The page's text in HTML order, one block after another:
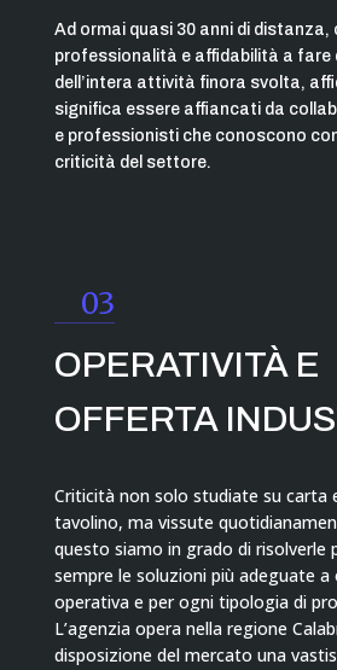
Ad ormai quasi 30 anni di distanza,
professionalità e affidabilità a fare
dell’intera attività finora svolta,
significa essere affiancati da
e professionisti che conoscono
criticità del settore.
03
OPERATIVITÀ E
OFFERTA
Criticità non solo studiate su carta
tavolino, ma vissute
questo siamo in grado di risolverle
sempre le soluzioni più adeguate a
operativa e per ogni tipologia di
L’agenzia opera nella regione
disposizione del mercato una